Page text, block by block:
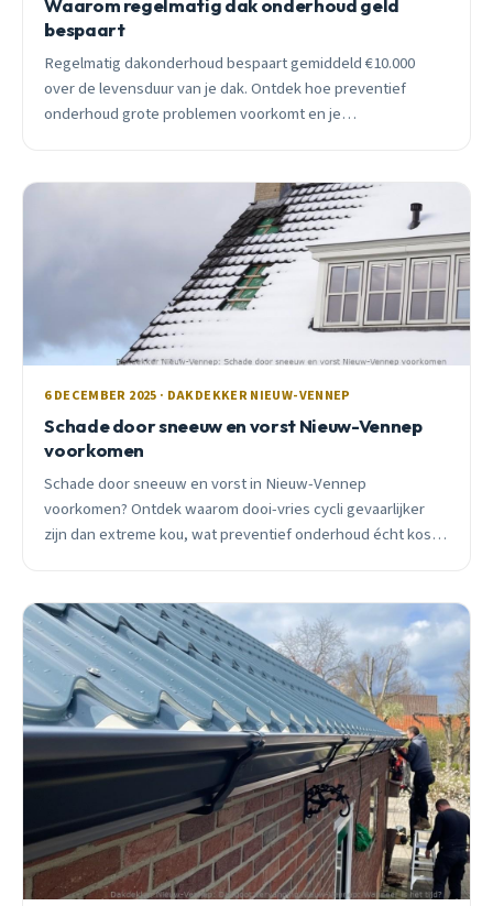
Waarom regelmatig dak onderhoud geld
bespaart
Regelmatig dakonderhoud bespaart gemiddeld €10.000
over de levensduur van je dak. Ontdek hoe preventief
onderhoud grote problemen voorkomt en je
6 DECEMBER 2025 · DAKDEKKER NIEUW-VENNEP
Schade door sneeuw en vorst Nieuw-Vennep
voorkomen
Schade door sneeuw en vorst in Nieuw-Vennep
voorkomen? Ontdek waarom dooi-vries cycli gevaarlijker
zijn dan extreme kou, wat preventief onderhoud écht kost,